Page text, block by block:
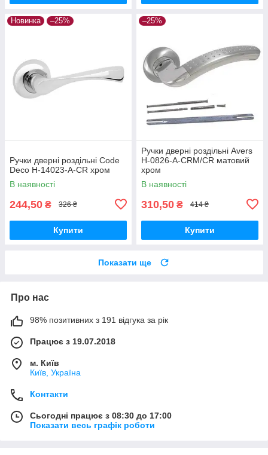
Новинка –25%
Ручки дверні роздільні Code
Deco H-14023-A-CR хром
В наявності
244,50 ₴ 326 ₴
Купити
–25%
Ручки дверні роздільні Avers
H-0826-A-CRM/CR матовий
хром
В наявності
310,50 ₴ 414 ₴
Купити
Показати ще
Про нас
98% позитивних з 191 відгука за рік
Працює з 19.07.2018
м. Київ
Київ, Україна
Контакти
Сьогодні працює з 08:30 до 17:00
Показати весь графік роботи